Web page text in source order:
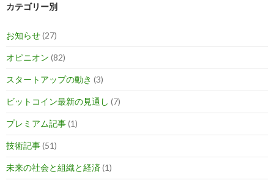
カテゴリー別
お知らせ(27)
オピニオン (82)
スタートアップの動き (3)
ビットコイン最新の見通し (7)
プレミアム記事(1)
技術記事(51)
未来の社会と組織と経済(1)